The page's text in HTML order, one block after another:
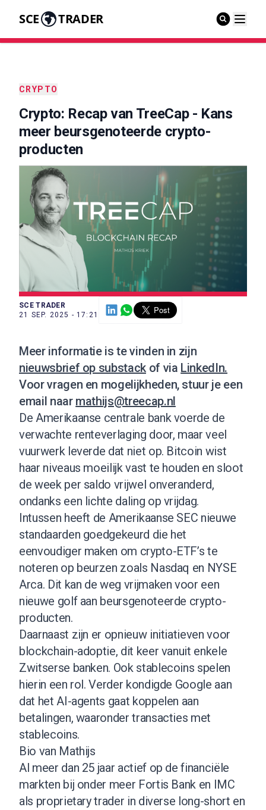
SCE TRADER
CRYPTO
Crypto: Recap van TreeCap - Kans
meer beursgenoteerde crypto-
producten
SCE TRADER
21 SEP. 2025 - 17:21
Meer informatie is te vinden in zijn
nieuwsbrief op substackof via LinkedIn.
Voor vragen en mogelijkheden, stuur je een
email naar mathijs@treecap.nl
De Amerikaanse centrale bank voerde de
verwachte renteverlaging door, maar veel
vuurwerk leverde dat niet op. Bitcoin wist
haar niveaus moeilijk vast te houden en sloot
de week per saldo vrijwel onveranderd,
ondanks een lichte daling op vrijdag.
Intussen heeft de Amerikaanse SEC nieuwe
standaarden goedgekeurd die het
eenvoudiger maken om crypto-ETF’s te
noteren op beurzen zoals Nasdaq en NYSE
Arca. Dit kan de weg vrijmaken voor een
nieuwe golf aan beursgenoteerde crypto-
producten.
Daarnaast zijn er opnieuw initiatieven voor
blockchain-adoptie, dit keer vanuit enkele
Zwitserse banken. Ook stablecoins spelen
hierin een rol. Verder kondigde Google aan
dat het AI-agents gaat koppelen aan
betalingen, waaronder transacties met
stablecoins.
Bio van Mathijs
Al meer dan 25 jaar actief op de financiële
markten bij onder meer Fortis Bank en IMC
als proprietary trader in diverse long-short en